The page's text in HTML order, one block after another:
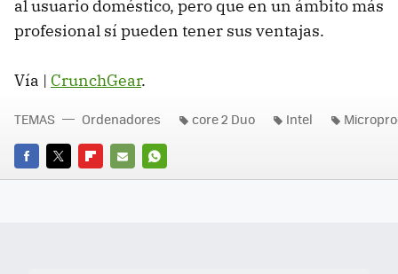
al usuario doméstico, pero que en un ámbito más
profesional sí pueden tener sus ventajas.
Vía | CrunchGear.
FACEBOOK
TWITTERFLIPBOARD
E-
WHATSAPP
TEMAS Ordenadores core 2 Duo Intel